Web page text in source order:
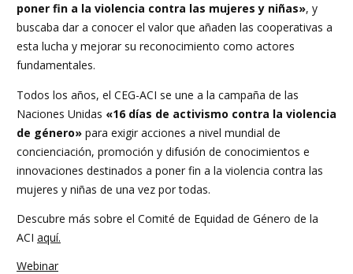
poner fin a la violencia contra las mujeres y niñas», y
buscaba dar a conocer el valor que añaden las cooperativas a
esta lucha y mejorar su reconocimiento como actores
fundamentales.
Todos los años, el CEG-ACI se une a la campaña de las
Naciones Unidas «16 días de activismo contra la violencia
de género» para exigir acciones a nivel mundial de
concienciación, promoción y difusión de conocimientos e
innovaciones destinados a poner fin a la violencia contra las
mujeres y niñas de una vez por todas.
Descubre más sobre el Comité de Equidad de Género de la
ACI aquí.
Webinar